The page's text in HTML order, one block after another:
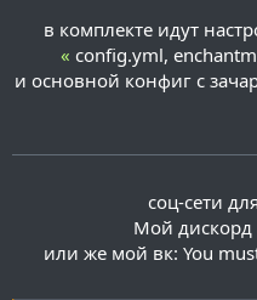
в комплекте идут
« config.yml,
и основной конфиг с
соц-сети для
Мой дискорд
или же мой вк: You